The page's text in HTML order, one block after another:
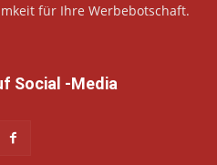
für Ihre Werbebotschaft.
Social -Media